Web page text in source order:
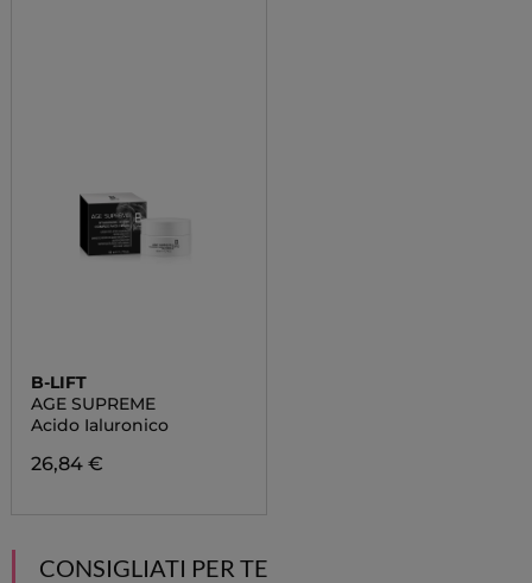
B-LIFT
AGE SUPREME
Acido Ialuronico
26,84 €
CONSIGLIATI PER TE